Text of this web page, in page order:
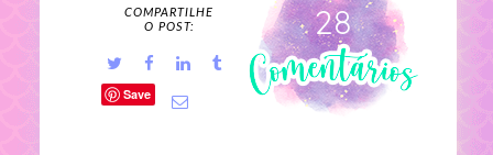
28
COMPARTILHE
O POST:
Save